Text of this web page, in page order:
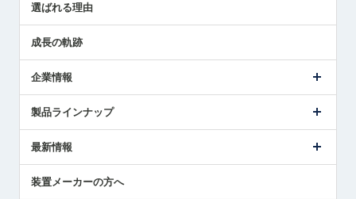
解決策提案
選ばれる理由
成長の軌跡
企業情報
ごあいさつ
受賞履歴
採用情報
製品ラインナップ
ツールセッタ製品
エアマイクロセンサ製品
最新情報
メトロールの技術
装置メーカーの方へ